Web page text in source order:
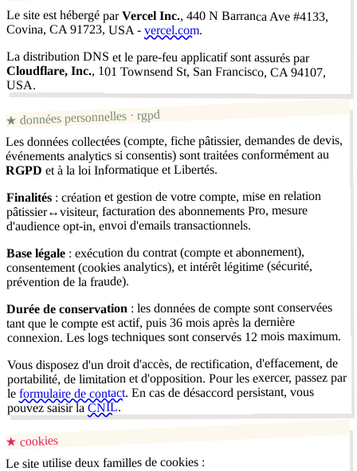
Le site est hébergé parVercel Inc., 440 N Barranca Ave #4133,
Covina, CA 91723, USA - vercel.com.
La distribution DNS et le pare-feu applicatif sont assurés par
Cloudflare, Inc., 101 Townsend St, San Francisco, CA 94107,
USA.
★données personnelles · rgpd
Les données collectées (compte, fiche pâtissier, demandes de devis,
événements analytics si consentis) sont traitées conformément au
RGPD et à la loi Informatique et Libertés.
Finalités: création et gestion de votre compte, mise en relation
pâtissier↔visiteur, facturation des abonnements Pro, mesure
d'audience opt-in, envoi d'emails transactionnels.
Base légale: exécution du contrat (compte et abonnement),
consentement (cookies analytics), et intérêt légitime (sécurité,
prévention de la fraude).
Durée de conservation : les données de compte sont conservées
tant que le compte est actif, puis 36 mois après la dernière
connexion. Les logs techniques sont conservés 12 mois maximum.
Vous disposez d'un droit d'accès, de rectification, d'effacement, de
portabilité, de limitation et d'opposition. Pour les exercer, passez par
le formulaire de contact. En cas de désaccord persistant, vous
pouvez saisir la CNIL.
★cookies
Le site utilise deux familles de cookies :